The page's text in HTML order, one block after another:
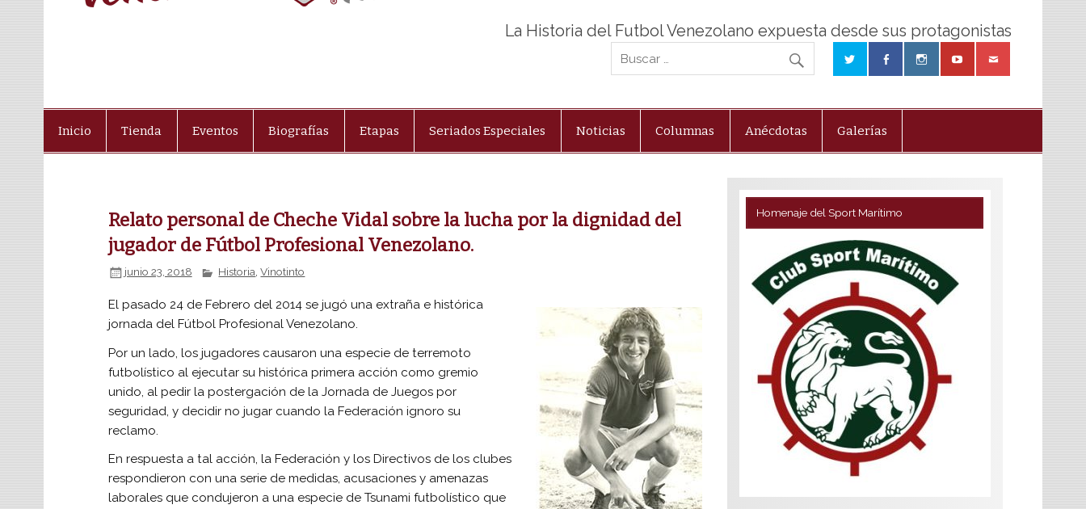
La Historia del Futbol Venezolano expuesta desde sus protagonistas
Inicio Tienda Eventos Biografías Etapas Seriados Especiales Noticias Columnas Anécdotas Galerías
Relato personal de Cheche Vidal sobre la lucha por la dignidad del
jugador de Fútbol Profesional Venezolano.
junio 23, 2018 Historia,Vinotinto
El pasado 24 de Febrero del 2014 se jugó una extraña e histórica
jornada del Fútbol Profesional Venezolano.
Por un lado, los jugadores causaron una especie de terremoto
futbolístico al ejecutar su histórica primera acción como gremio
unido, al pedir la postergación de la Jornada de Juegos por
seguridad, y decidir no jugar cuando la Federación ignoro su
reclamo.
En respuesta a tal acción, la Federación y los Directivos de los clubes
respondieron con una serie de medidas, acusaciones y amenazas
laborales que condujeron a una especie de Tsunami futbolístico que
Homenaje del Sport Marítimo